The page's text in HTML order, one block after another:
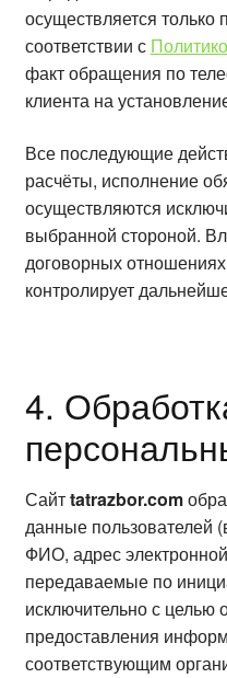
осуществляется только
соответствии с
факт обращения по
клиента на
Все последующие
расчёты, исполнение
осуществляются
выбранной стороной.
договорных
контролирует
4.
Сайтtatrazbor.com
данные пользователей
ФИО, адрес
передаваемые по
исключительно с целью
предоставления
соответствующим